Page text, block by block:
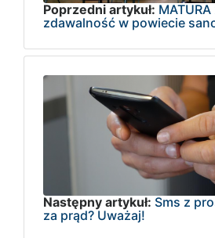
Poprzedni artykuł:
zdawalność w powiecie
Następny artykuł: Sms z
za prąd? Uważaj!